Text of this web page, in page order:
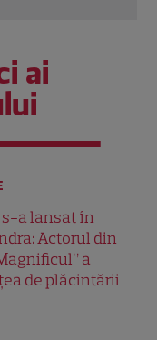
ai
s-a lansat în
Actorul din
a
de plăcintării